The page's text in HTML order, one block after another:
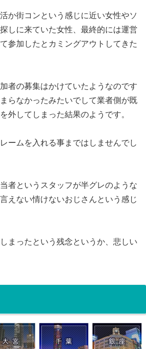
か街コンという感じに近い女性やソ
しに来ていた女性、最終的には運営
参加したとカミングアウトしてきた
者の募集はかけていたようなのです
らなかったみたいでして業者側が既
外してしまった結果のようです。
ームを入れる事まではしませんでし
者というスタッフが半グレのような
えない情けないおじさんという感じ
まったという残念というか、悲しい